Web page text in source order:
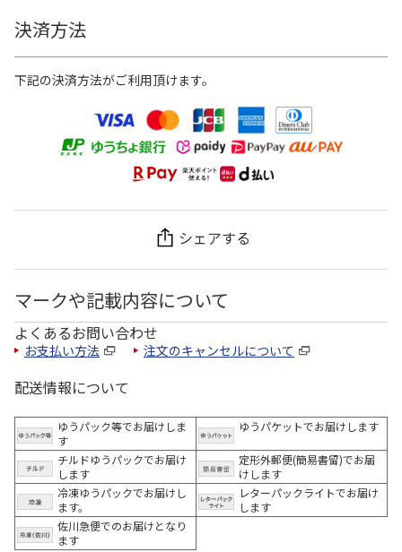
決済方法
下記の決済方法がご利用頂けます。
シェアする
マークや記載内容について
よくあるお問い合わせ
お支払い方法 注文のキャンセルについて
配送情報について
ゆうパック等でお届けしま
す
ゆうパケットでお届けします
チルドゆうパックでお届け
します
定形外郵便(簡易書留)でお届
けします
冷凍ゆうパックでお届けし
ます。
レターパックライトでお届け
します
佐川急便でのお届けとなり
ます